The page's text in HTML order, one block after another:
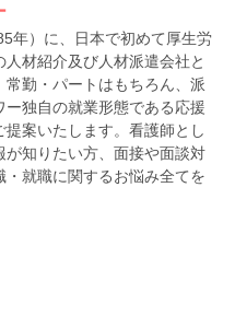
年）に、日本で初めて厚生労
材紹介及び人材派遣会社と
常勤・パートはもちろん、派
独自の就業形態である応援
案いたします。看護師とし
知りたい方、面接や面談対
就職に関するお悩み全てを